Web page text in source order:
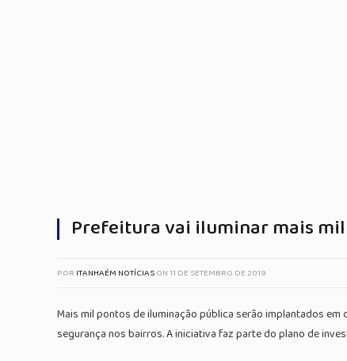
Prefeitura vai iluminar mais
POR ITANHAÉM NOTÍCIASON11 DE SETEMBRO DE 2019
Mais mil pontos de iluminação pública serão implantados
segurança nos bairros. A iniciativa faz parte do plano de